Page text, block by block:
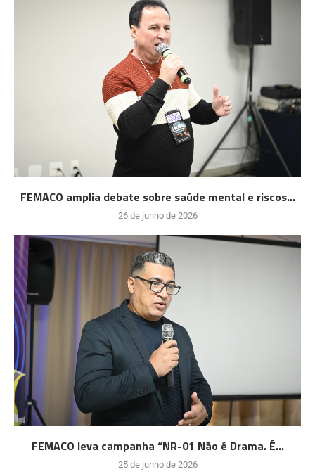
FEMACO amplia debate sobre saúde mental e riscos...
26 de junho de 2026
FEMACO leva campanha “NR-01 Não é Drama. É...
25 de junho de 2026